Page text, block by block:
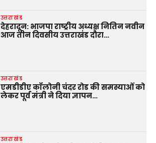
उत्तराखंड
देहरादून: भाजपा राष्ट्रीय अध्यक्ष नितिन नवीन
आज तीन दिवसीय उत्तराखंड दौरा…
उत्तराखंड
एमडीडीए कॉलोनी चंदर रोड की समस्याओं को
लेकर पूर्व मंत्री ने दिया ज्ञापन…
उत्तराखंड